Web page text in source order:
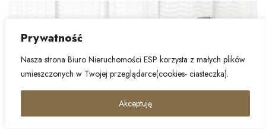
Prywatność
Nasza strona Biuro Nieruchomości ESP korzysta z małych plików
umieszczonych w Twojej przeglądarce(cookies- ciasteczka).
Akceptuję